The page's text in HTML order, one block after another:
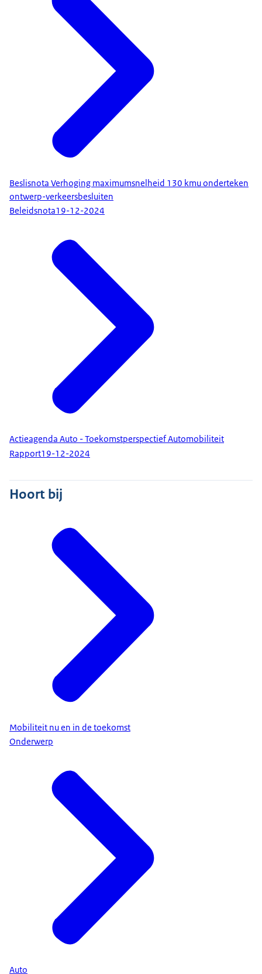
Beslisnota Verhoging maximumsnelheid 130 kmu onderteken
ontwerp-verkeersbesluiten
Beleidsnota19-12-2024
Actieagenda Auto - Toekomstperspectief Automobiliteit
Rapport19-12-2024
Hoort bij
Mobiliteit nu en in de toekomst
Onderwerp
Auto